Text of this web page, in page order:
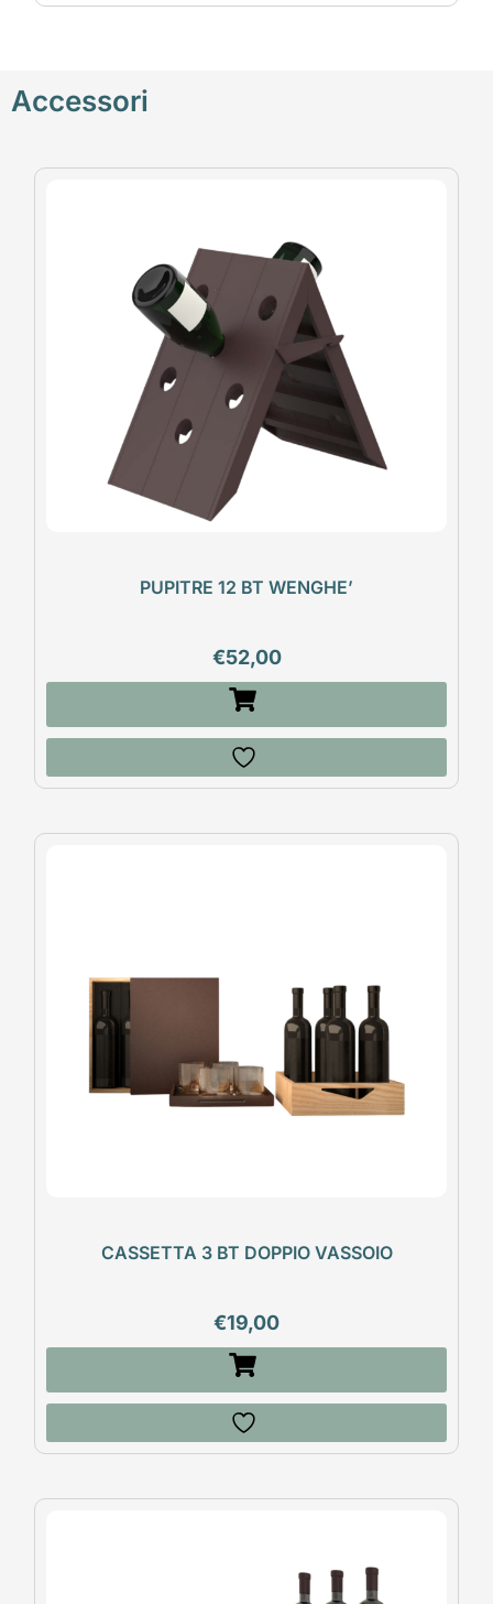
Accessori
PUPITRE 12 BT WENGHE’
€52,00
CASSETTA 3 BT DOPPIO VASSOIO
€19,00